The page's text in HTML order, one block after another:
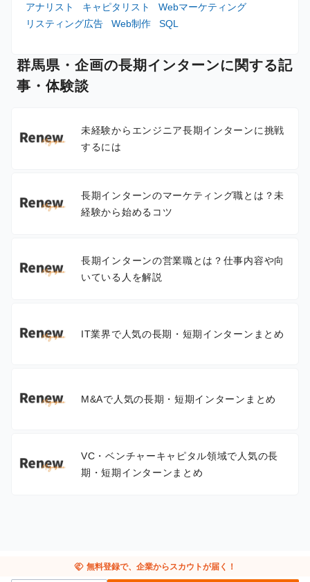
アナリスト
キャピタリスト
Webマーケティング
リスティング広告
Web制作 SQL
群馬県・企画の長期インターンに関する記
事・体験談
未経験からエンジニア長期インターンに挑戦
するには
長期インターンのマーケティング職とは？未
経験から始めるコツ
長期インターンの営業職とは？仕事内容や向
いている人を解説
IT業界で人気の長期・短期インターンまとめ
M&Aで人気の長期・短期インターンまとめ
VC・ベンチャーキャピタル領域で人気の長
期・短期インターンまとめ
handshake 無料登録で、企業からスカウトが届く！